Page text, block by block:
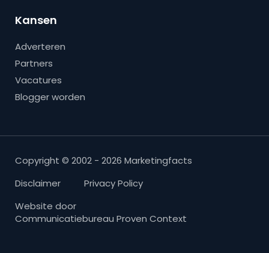
Kansen
Adverteren
Partners
Vacatures
Blogger worden
Copyright © 2002 - 2026 Marketingfacts
Disclaimer
Privacy Policy
Website door
Communicatiebureau Proven Context